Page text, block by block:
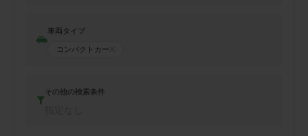
車両タイプ
コンパクトカー
その他の検索条件